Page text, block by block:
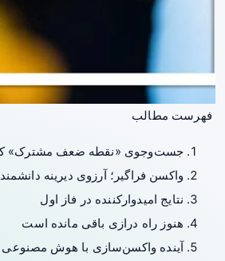
فهرست مطالب
جست‌وجوی «نقطه ضعف مشترک»
واکسن فراگیر؛ آرزوی دیرینه
نتایج امیدوارکننده در فاز اول
هنوز راه درازی باقی مانده است
آینده واکسن‌سازی با هوش مصنوعی